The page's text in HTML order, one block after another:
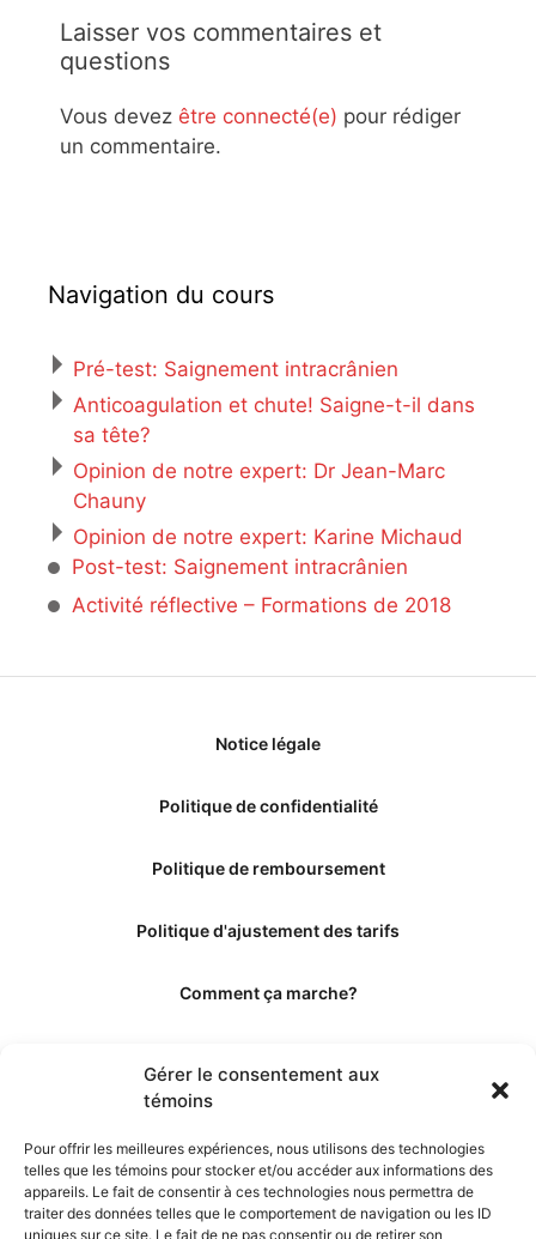
Gérer le consentement aux
témoins
Pour offrir les meilleures expériences, nous utilisons des technologies
telles que les témoins pour stocker et/ou accéder aux informations des
appareils. Le fait de consentir à ces technologies nous permettra de
traiter des données telles que le comportement de navigation ou les ID
uniques sur ce site. Le fait de ne pas consentir ou de retirer son
Laisser vos commentaires et
questions
Vous devez être connecté(e) pour rédiger
un commentaire.
Navigation du cours
Pré-test: Saignement intracrânien
Anticoagulation et chute! Saigne-t-il dans
sa tête?
Opinion de notre expert: Dr Jean-Marc
Chauny
Opinion de notre expert: Karine Michaud
Post-test: Saignement intracrânien
Activité réflective – Formations de 2018
Notice légale
Politique de confidentialité
Politique de remboursement
Politique d'ajustement des tarifs
Comment ça marche?
Les éditeurs